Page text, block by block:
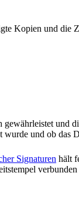
Kopien und
und
und ob das
Signaturen hält